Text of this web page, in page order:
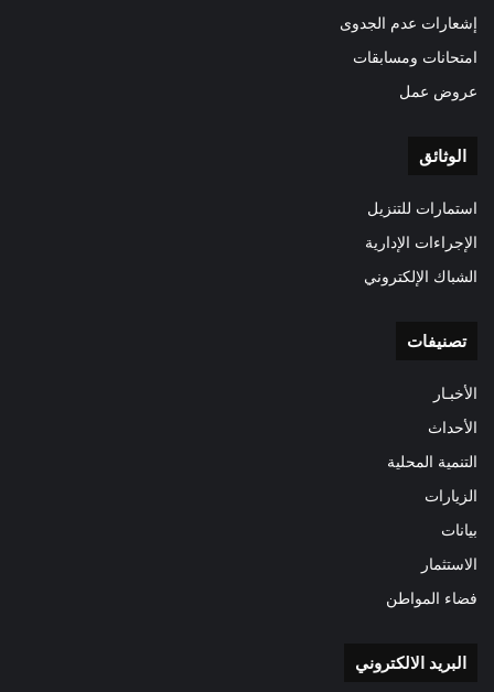
إشعارات عدم الجدوى
امتحانات ومسابقات
عروض عمل
الوثائق
استمارات للتنزيل
الإجراءات الإدارية
الشباك الإلكتروني
تصنيفات
الأخبـار
الأحداث
التنمية المحلية
الزيارات
بيانات
الاستثمار
فضاء المواطن
البريد الالكتروني